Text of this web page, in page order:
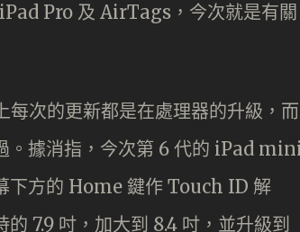
Pro 及 AirTags，今次就是有關
次的更新都是在處理器的升級，而
。據消指，今次第 6 代的 iPad
下方的 Home 鍵作 Touch ID 解
7.9 吋，加大到 8.4 吋，並升級到